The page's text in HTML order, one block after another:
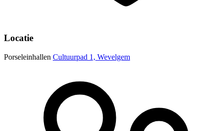
Locatie
Porseleinhallen Cultuurpad 1, Wevelgem